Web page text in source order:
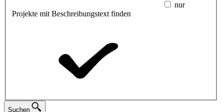
nur
Projekte mit Beschreibungstext finden
Suchen